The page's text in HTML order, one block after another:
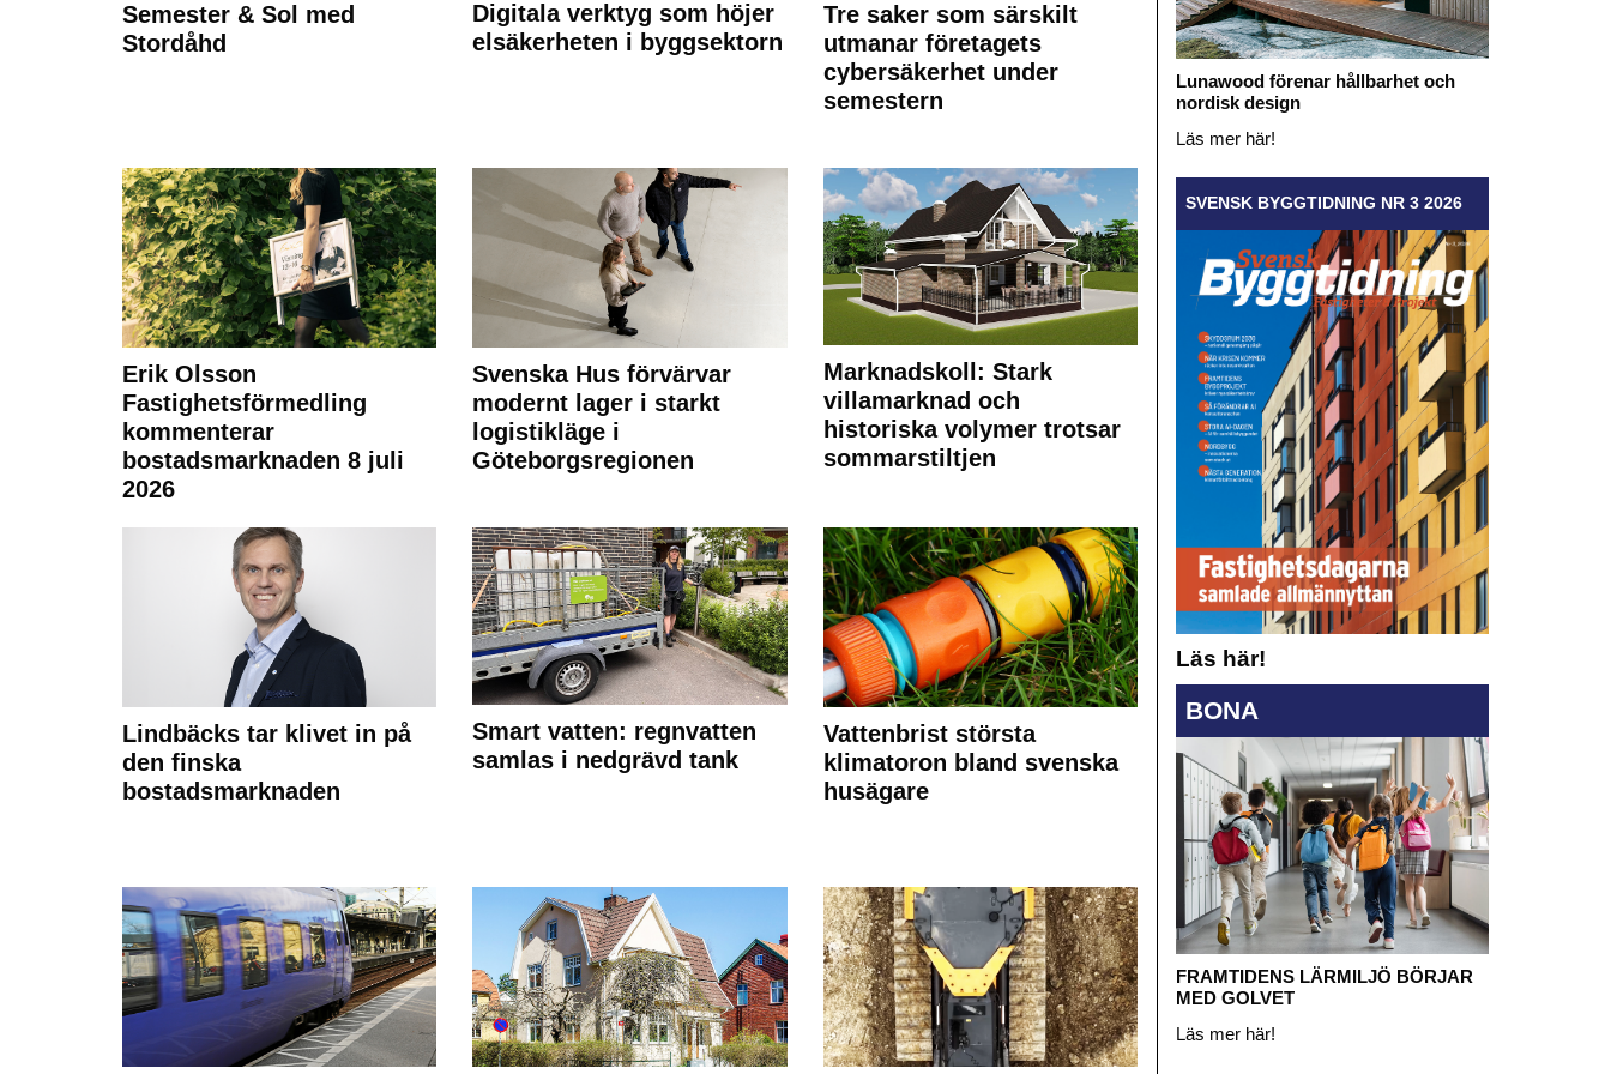
Semester & Sol med
Stordåhd
Digitala verktyg som höjer
elsäkerheten i byggsektorn
Tre saker som särskilt
utmanar företagets
cybersäkerhet under
semestern
Erik Olsson
Fastighetsförmedling
kommenterar
bostadsmarknaden 8 juli
2026
Svenska Hus förvärvar
modernt lager i starkt
logistikläge i
Göteborgsregionen
Marknadskoll: Stark
villamarknad och
historiska volymer trotsar
sommarstiltjen
Lindbäcks tar klivet in på
den finska
bostadsmarknaden
Smart vatten: regnvatten
samlas i nedgrävd tank
Vattenbrist största
klimatoron bland svenska
husägare
Lunawood förenar hållbarhet och
nordisk design
Läs mer här!
SVENSK BYGGTIDNING NR 3 2026
Läs här!
BONA
FRAMTIDENS LÄRMILJÖ BÖRJAR
MED GOLVET
Läs mer här!